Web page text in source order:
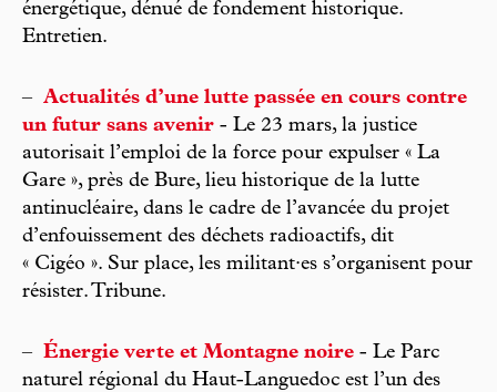
énergétique, dénué de fondement historique.
Entretien.
– Actualités d’une lutte passée en cours contre
un futur sans avenir - Le 23 mars, la justice
autorisait l’emploi de la force pour expulser « La
Gare », près de Bure, lieu historique de la lutte
antinucléaire, dans le cadre de l’avancée du projet
d’enfouissement des déchets radioactifs, dit
« Cigéo ». Sur place, les militant·es s’organisent pour
résister. Tribune.
– Énergie verte et Montagne noire - Le Parc
naturel régional du Haut-Languedoc est l’un des